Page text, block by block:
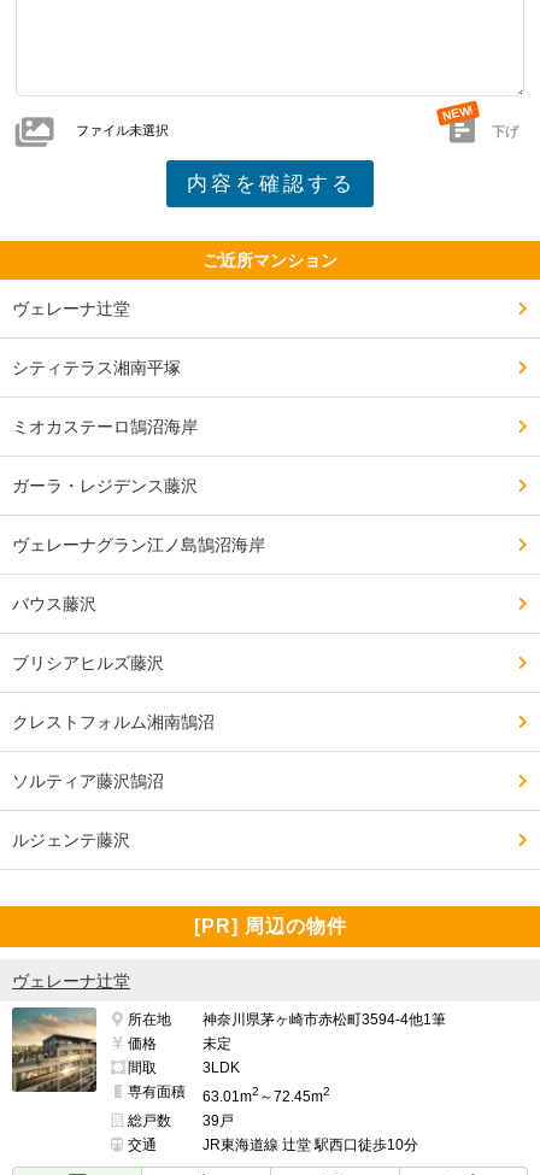
ファイル未選択 下げ
ご近所マンション
ヴェレーナ辻堂
シティテラス湘南平塚
ミオカステーロ鵠沼海岸
ガーラ・レジデンス藤沢
ヴェレーナグラン江ノ島鵠沼海岸
バウス藤沢
ブリシアヒルズ藤沢
クレストフォルム湘南鵠沼
ソルティア藤沢鵠沼
ルジェンテ藤沢
[PR] 周辺の物件
ヴェレーナ辻堂
所在地
神奈川県茅ヶ崎市赤松町3594-4他1筆
価格
未定
間取
3LDK
専有面積
63.01m2 ～72.45m2
総戸数
39戸
交通
JR東海道線 辻堂 駅西口徒歩10分